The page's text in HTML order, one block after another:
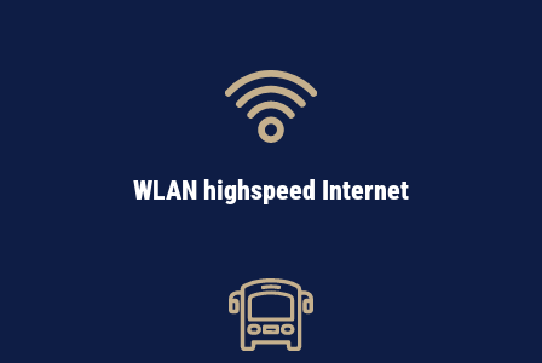
WLAN highspeed Internet